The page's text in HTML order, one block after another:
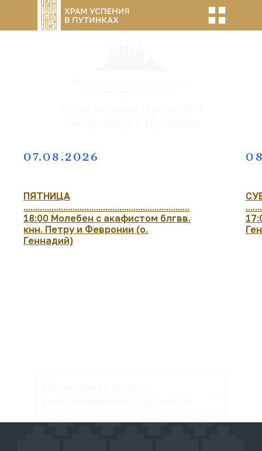
07.08.2026
ПЯТНИЦА
.......................................................................
18:00 Молебен с акафистом блгвв.
кнн. Петру и Февронии (о.
Геннадий)